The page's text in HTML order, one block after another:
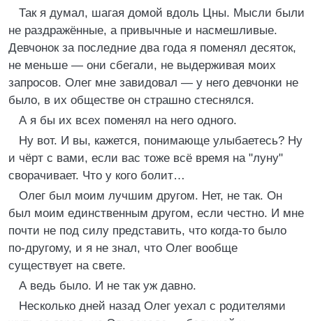
Так я думал, шагая домой вдоль Цны. Мысли были
не раздражённые, а привычные и насмешливые.
Девчонок за последние два года я поменял десяток,
не меньше — они сбегали, не выдерживая моих
запросов. Олег мне завидовал — у него девчонки не
было, в их обществе он страшно стеснялся.
А я бы их всех поменял на него одного.
Ну вот. И вы, кажется, понимающе улыбаетесь? Ну
и чёрт с вами, если вас тоже всё время на "луну"
сворачивает. Что у кого болит…
Олег был моим лучшим другом. Нет, не так. Он
был моим единственным другом, если честно. И мне
почти не под силу представить, что когда-то было
по-другому, и я не знал, что Олег вообще
существует на свете.
А ведь было. И не так уж давно.
Несколько дней назад Олег уехал с родителями